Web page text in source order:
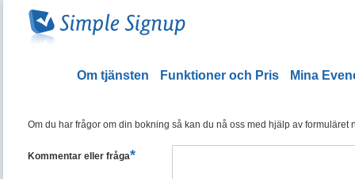
Om tjänsten Funktioner och Pris Mina
Om du har frågor om din bokning så kan du nå oss med hjälp av formuläret
Kommentar eller fråga*